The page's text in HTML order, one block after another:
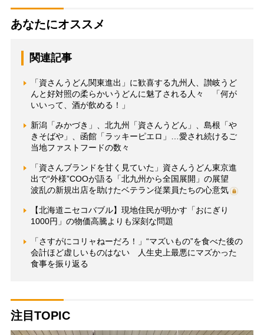
あなたにオススメ
関連記事
「資さんうどん関東進出」に歓喜する九州人、讃岐うど
んと好対照の柔らかいうどんに魅了される人々 「何が
いいって、酒が飲める！」
新潟「みかづき」、北九州「資さんうどん」、島根「や
きそばや」、函館「ラッキーピエロ」…愛され続けるご
当地ファストフードの数々
「資さんブランドを甘く見ていた」資さんうどん東京進
出で“外様”COOが語る「北九州から全国展開」の展望
波乱の新規出店を助けたベテラン従業員たちの心意気
【北海道ニセコバブル】現地住民が明かす「おにぎり
1000円」の物価高騰よりも深刻な問題
「さすがにコリャねーだろ！」“マズいもの”を食べた後の
会計ほど虚しいものはない 人生史上最悪にマズかった
食事を振り返る
注目TOPIC